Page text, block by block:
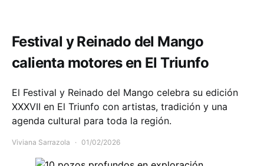
Festival y Reinado del Mango
calienta motores en El Triunfo
El Festival y Reinado del Mango celebra su edición
XXXVII en El Triunfo con artistas, tradición y una
agenda cultural para toda la región.
Viviana Sarrazola 01/02/2026